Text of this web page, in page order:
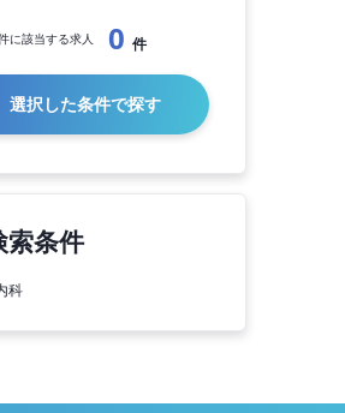
に該当する求人 0 件
選択した条件で探す
索条件
科